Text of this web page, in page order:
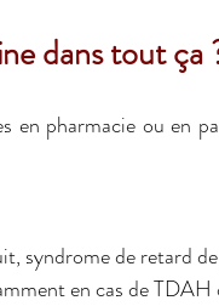
dans tout ça
en pharmacie ou en
syndrome de retard
en cas de TDAH